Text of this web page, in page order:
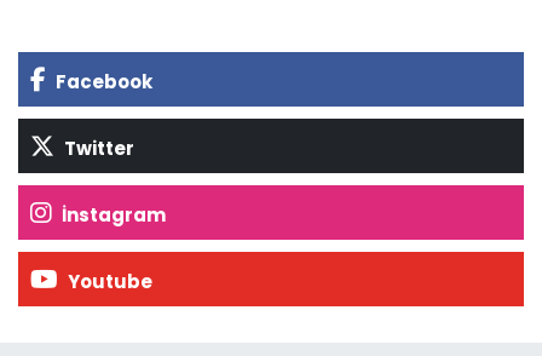
Facebook
Twitter
İnstagram
Youtube